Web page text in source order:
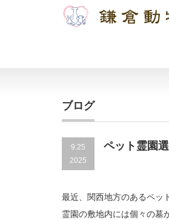
ブログ
9.25
2025
ペット霊園
最近、関西地方のあるペッ
霊園の敷地内には個々の墓